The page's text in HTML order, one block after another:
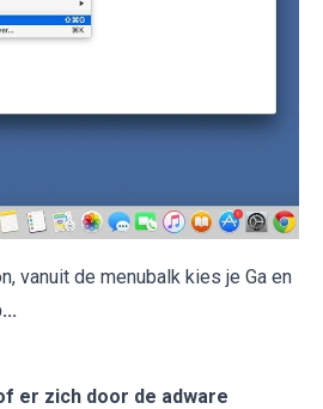
vanuit de menubalk kies je Ga en
er zich door de adware